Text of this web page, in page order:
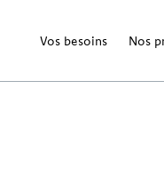
Vos besoins Nos